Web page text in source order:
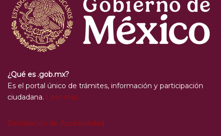
¿Qué es .gob.mx?
Es el portal único de trámites, información y participación
ciudadana. Leer más
Declaración de Accesibilidad